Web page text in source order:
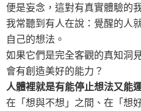
便是妄念，這對有真實體驗的
我常聽到有人在說：覺醒的人
自己的想法。
如果它們是完全客觀的真知洞
會有創造美好的能力？
人體裡就是有能停止想法又能
在「想與不想」之間、在「想